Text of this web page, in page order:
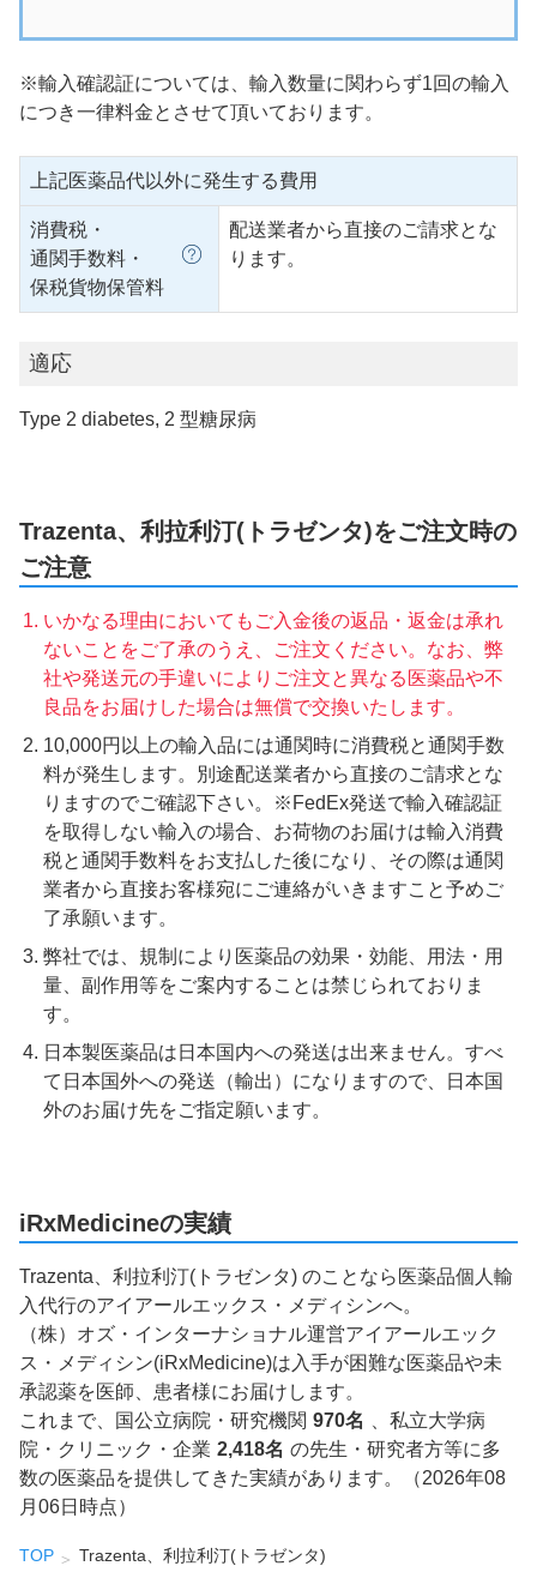
※輸入確認証については、輸入数量に関わらず1回の輸入
につき一律料金とさせて頂いております。
上記医薬品代以外に発生する費用
消費税・
通関手数料・
保税貨物保管料
配送業者から直接のご請求とな
ります。
適応
Type 2 diabetes, 2 型糖尿病
Trazenta、利拉利汀(トラゼンタ)をご注文時の
ご注意
いかなる理由においてもご入金後の返品・返金は承れ
ないことをご了承のうえ、ご注文ください。なお、弊
社や発送元の手違いによりご注文と異なる医薬品や不
良品をお届けした場合は無償で交換いたします。
10,000円以上の輸入品には通関時に消費税と通関手数
料が発生します。別途配送業者から直接のご請求とな
りますのでご確認下さい。※FedEx発送で輸入確認証
を取得しない輸入の場合、お荷物のお届けは輸入消費
税と通関手数料をお支払した後になり、その際は通関
業者から直接お客様宛にご連絡がいきますこと予めご
了承願います。
弊社では、規制により医薬品の効果・効能、用法・用
量、副作用等をご案内することは禁じられておりま
す。
日本製医薬品は日本国内への発送は出来ません。すべ
て日本国外への発送（輸出）になりますので、日本国
外のお届け先をご指定願います。
iRxMedicineの実績
Trazenta、利拉利汀(トラゼンタ) のことなら医薬品個人輸
入代行のアイアールエックス・メディシンへ。
（株）オズ・インターナショナル運営アイアールエック
ス・メディシン(iRxMedicine)は入手が困難な医薬品や未
承認薬を医師、患者様にお届けします。
これまで、国公立病院・研究機関 970名
、私立大学病
院・クリニック・企業 2,418名 の先生・研究者方等に多
数の医薬品を提供してきた実績があります。（2026年08
月06日時点）
TOP Trazenta、利拉利汀(トラゼンタ)